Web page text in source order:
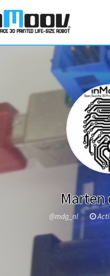
Marten
@mdg_nl